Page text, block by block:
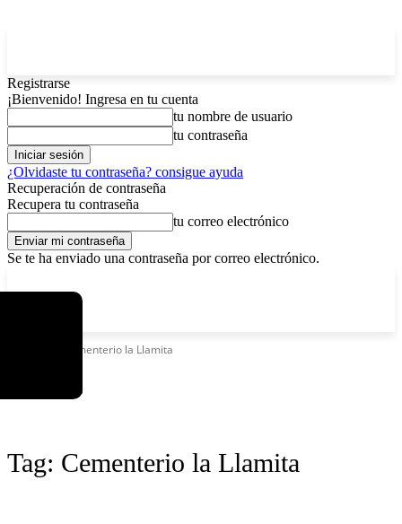
Registrarse
¡Bienvenido! Ingresa en tu cuenta
tu nombre de usuario
tu contraseña
¿Olvidaste tu contraseña? consigue ayuda
Recuperación de contraseña
Recupera tu contraseña
tu correo electrónico
Se te ha enviado una contraseña por correo electrónico.
Cementerio la Llamita
Tag: Cementerio la Llamita